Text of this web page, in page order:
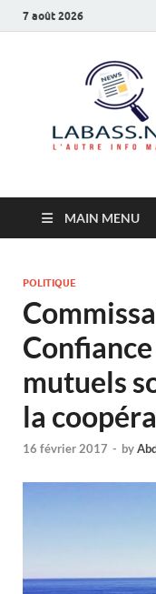
7 août 2026
MAIN MENU
POLITIQUE
mutuels
la
16 février 2017 - by